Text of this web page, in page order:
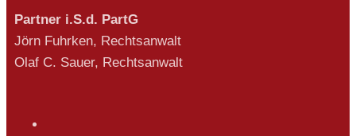
Partner i.S.d. PartG
Jörn Fuhrken, Rechtsanwalt
Olaf C. Sauer, Rechtsanwalt